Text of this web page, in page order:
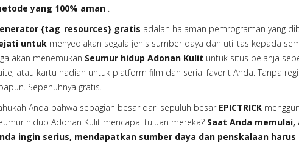
yang 100% aman .
{tag_resources} gratis adalah halaman pemrograman yang
untuk menyediakan segala jenis sumber daya dan utilitas kepada
akan menemukan Seumur hidup Adonan Kulit untuk situs belanja
atau kartu hadiah untuk platform film dan serial favorit Anda. Tanpa
Sepenuhnya gratis.
Anda bahwa sebagian besar dari sepuluh besar EPICTRICK
hidup Adonan Kulit mencapai tujuan mereka? Saat Anda
ingin serius, mendapatkan sumber daya dan penskalaan